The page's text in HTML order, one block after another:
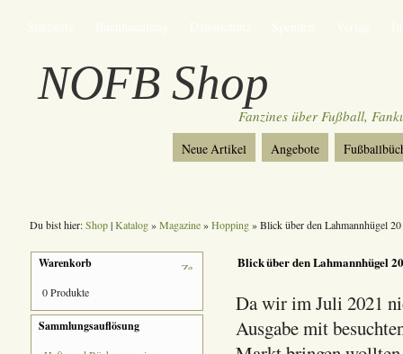
NOFB Shop
Fanzines über Fußball,
Neue Artikel Angebote
Du bist hier:Shop|Katalog»Magazine»Hopping» Blick über den Lahmannhügel 20
Warenkorb
0 Produkte
Sammlungsauflösung
Blick über den Lahmannhügel 20
Da wir im Juli 2021
Ausgabe mit